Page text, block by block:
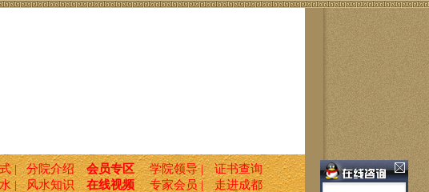
| 分院介绍 会员专区 学院领导 |
证书查询
| 风水知识 在线视频 专家会员 | 走进成都